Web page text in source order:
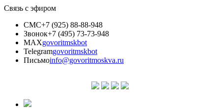
Связь с эфиром
СМС+7 (925) 88-88-948
Звонок+7 (495) 73-73-948
MAXgovoritmskbot
Telegramgovoritmskbot
Письмоinfo@govoritmoskva.ru